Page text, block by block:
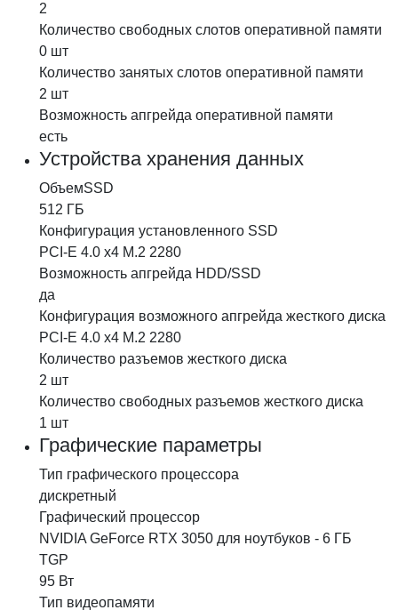
2
Количество свободных слотов оперативной памяти
0 шт
Количество занятых слотов оперативной памяти
2 шт
Возможность апгрейда оперативной памяти
есть
Устройства хранения данных
ОбъемSSD
512 ГБ
Конфигурация установленного SSD
PCI-E 4.0 x4 M.2 2280
Возможность апгрейда HDD/SSD
да
Конфигурация возможного апгрейда жесткого диска
PCI-E 4.0 x4 M.2 2280
Количество разъемов жесткого диска
2 шт
Количество свободных разъемов жесткого диска
1 шт
Графические параметры
Тип графического процессора
дискретный
Графический процессор
NVIDIA GeForce RTX 3050 для ноутбуков - 6 ГБ
TGP
95 Вт
Тип видеопамяти